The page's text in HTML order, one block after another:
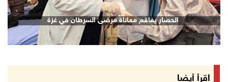
الرئيس يقلد قامات وطنية ومؤسسين في "اتحاد الك ...
05/آب/2026 08:47 م
قوات الاحتلال تنصب حاجزا عسكريا شرق بيت لحم
الرئيس يقلد عائلة القائد الوطني الراحل أحمد ع ...
الحصار يفاقم معاناة مرضى السرطان في غزة
اقرأ أيضا